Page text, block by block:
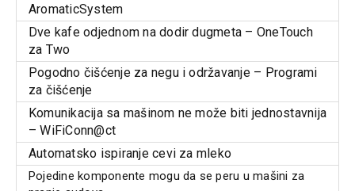
AromaticSystem
Dve kafe odjednom na dodir dugmeta – OneTouch
za Two
Pogodno čišćenje za negu i održavanje – Programi
za čišćenje
Komunikacija sa mašinom ne može biti jednostavnija
– WiFiConn@ct
Automatsko ispiranje cevi za mleko
Pojedine komponente mogu da se peru u mašini za